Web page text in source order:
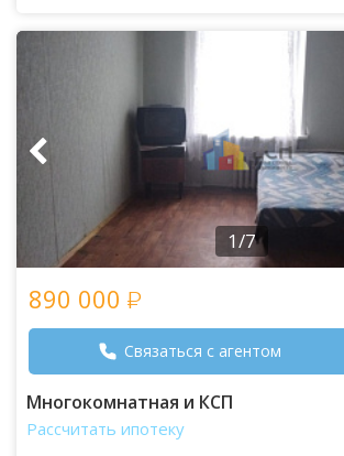
1/7
890 000
Связаться с агентом
Многокомнатная и КСП
Рассчитать ипотеку